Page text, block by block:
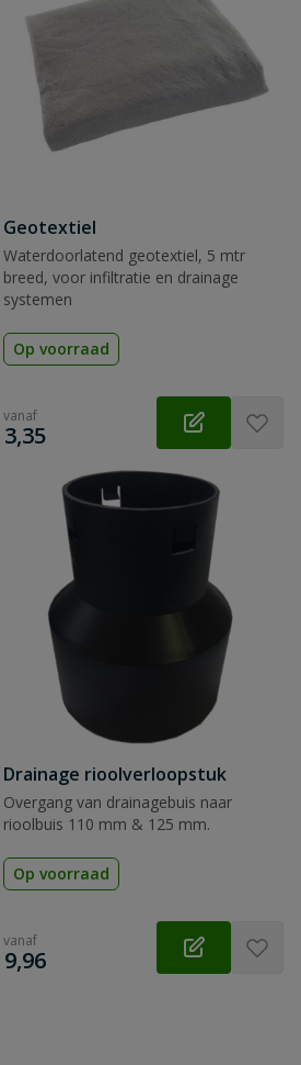
Geotextiel
Waterdoorlatend geotextiel, 5 mtr
breed, voor infiltratie en drainage
systemen
Op voorraad
vanaf
€
3,35
Drainage rioolverloopstuk
Overgang van drainagebuis naar
rioolbuis 110 mm & 125 mm.
Op voorraad
vanaf
€
9,96